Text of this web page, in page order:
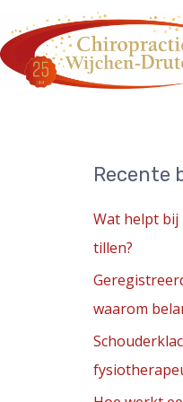
naar
de
inhoud
Recente
Wat helpt
tillen?
waarom